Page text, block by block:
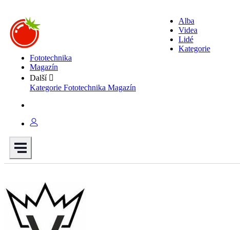
Alba
Videa
Lidé
Kategorie
Fototechnika
Magazín
Další
Kategorie Fototechnika Magazín